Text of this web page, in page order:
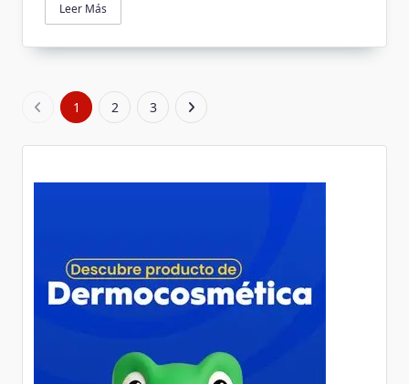
Leer Más
1 2 3